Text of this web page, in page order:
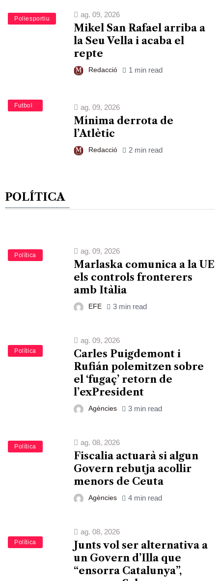
Esports
Poliesportiu
ag. 09, 2026
Mikel San Rafael arriba a
la Seu Vella i acaba el
repte
Redacció 1 min read
Esports
Futbol ag. 09, 2026
Mínima derrota de
l’Atlètic
Redacció 2 min read
POLÍTICA
Política
ag. 09, 2026
Marlaska comunica a la UE
els controls fronterers
amb Itàlia
EFE 3 min read
Política
ag. 09, 2026
Carles Puigdemont i
Rufián polemitzen sobre
el ‘fugaç’ retorn de
l’exPresident
Agències 3 min read
Política
ag. 08, 2026
Fiscalia actuarà si algun
Govern rebutja acollir
menors de Ceuta
Agències 4 min read
Política
ag. 08, 2026
Junts vol ser alternativa a
un Govern d’Illa que
“ensorra Catalunya”,